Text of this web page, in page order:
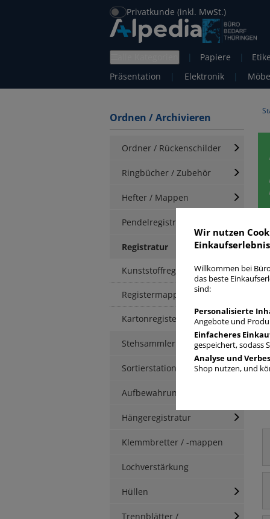
Privatkunde (inkl. MwSt.)
| Papiere |
Präsentation
| Elektronik |
Ordnen / Archivieren
Ordner / Rückenschilder
Ringbücher / Zubehör
Hefter / Mappen
Pendelregistratur
Registratur
Kunststoffregister
Registermappen
Kartonregister
Stehsammler
Sortierstationen / Ablagen
Aufbewahrungsbox
Hängeregistratur
Klemmbretter / -mappen
Lochverstärkung
Hüllen
Trennblätter /
Wir nutzen
Willkommen bei
das beste
sind:
Personalisierte
Angebote und
Einfacheres
gespeichert, sodass
Analyse und
Shop nutzen, und